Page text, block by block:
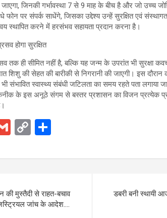
जिनकी गर्भावस्था 7 से 9 माह के बीच है और जो उच्च
फोन पर संपर्क साधेंगे, जिसका उद्देश्य उन्हें सुरक्षित एवं
स्थापित करने में हरसंभव सहायता प्रदान करना है।
तक ही सीमित नहीं है, बल्कि यह जन्म के उपरांत भी सुरक्षा
की सेहत की बारीकी से निगरानी की जाएगी। इस
भी संभावित स्वास्थ्य संबंधी जटिलता का समय रहते पता
के इस अनूठे संगम से बस्तर प्रशासन का विजन प्रत्येक
G
ail
C
py
n
k
ar
की मुस्तैदी से राहत-बचाव
जांच के आदेश….
डबरी बनी स्थायी